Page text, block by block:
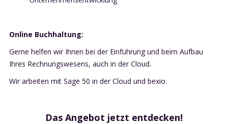
Online Buchhaltung:
Gerne helfen wir Ihnen bei der Einführung und beim Aufbau
Ihres Rechnungswesens, auch in der Cloud.
Wir arbeiten mit Sage 50 in der Cloud und bexio.
Das Angebot jetzt entdecken!